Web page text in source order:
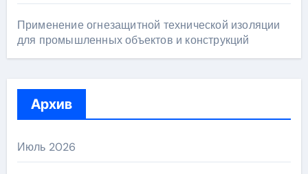
Применение огнезащитной технической изоляции
для промышленных объектов и конструкций
Архив
Июль 2026